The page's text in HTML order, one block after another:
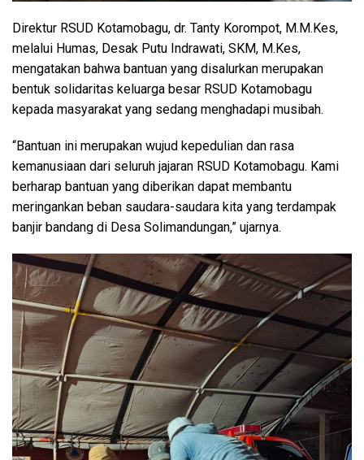
Direktur RSUD Kotamobagu, dr. Tanty Korompot, M.M.Kes,
melalui Humas, Desak Putu Indrawati, SKM, M.Kes,
mengatakan bahwa bantuan yang disalurkan merupakan
bentuk solidaritas keluarga besar RSUD Kotamobagu
kepada masyarakat yang sedang menghadapi musibah.
“Bantuan ini merupakan wujud kepedulian dan rasa
kemanusiaan dari seluruh jajaran RSUD Kotamobagu. Kami
berharap bantuan yang diberikan dapat membantu
meringankan beban saudara-saudara kita yang terdampak
banjir bandang di Desa Solimandungan,” ujarnya.